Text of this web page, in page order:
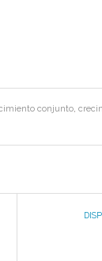
conjunto,